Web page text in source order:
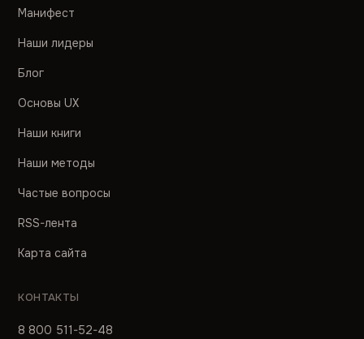
Манифест
Наши лидеры
Блог
Основы UX
Наши книги
Наши методы
Частые вопросы
RSS-лента
Карта сайта
КОНТАКТЫ
8 800 511-52-48